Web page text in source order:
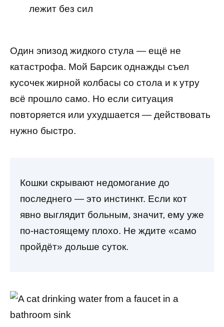
лежит без сил
Один эпизод жидкого стула — ещё не
катастрофа. Мой Барсик однажды съел
кусочек жирной колбасы со стола и к утру
всё прошло само. Но если ситуация
повторяется или ухудшается — действовать
нужно быстро.
Кошки скрывают недомогание до
последнего — это инстинкт. Если кот
явно выглядит больным, значит, ему уже
по-настоящему плохо. Не ждите «само
пройдёт» дольше суток.